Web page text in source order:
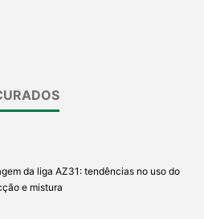
da liga AZ31: tendências no uso do
e mistura